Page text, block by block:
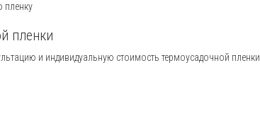
пленку
пленки
и индивидуальную стоимость термоусадочной пленки